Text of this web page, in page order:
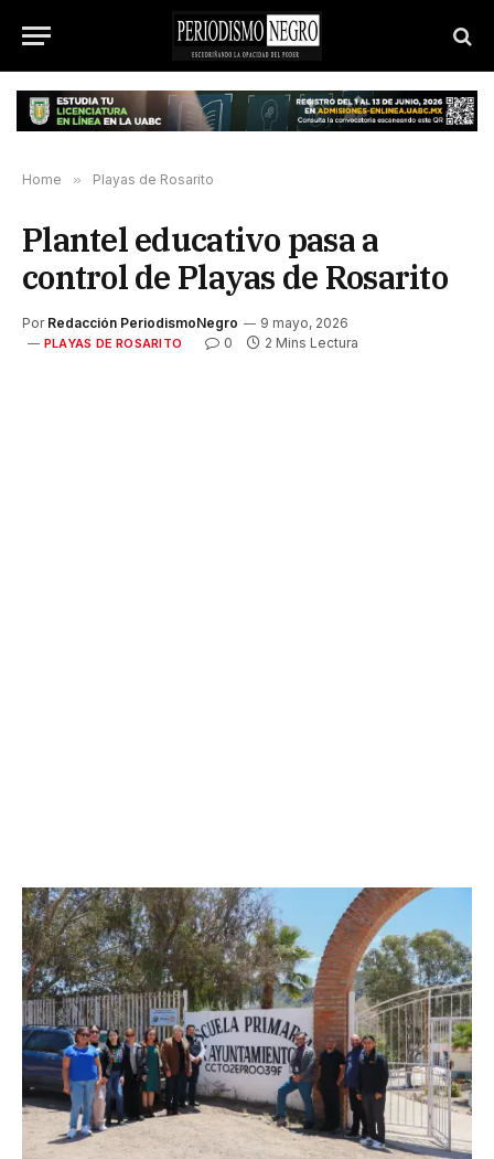
Home » Playas de Rosarito
Plantel educativo pasa a
control de Playas de Rosarito
Por Redacción PeriodismoNegro 9 mayo, 2026
PLAYAS DE ROSARITO 0 2 Mins Lectura